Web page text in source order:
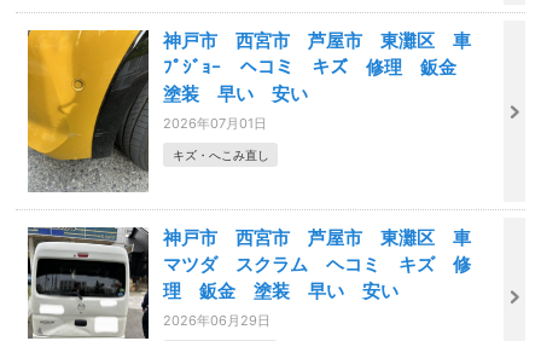
神戸市 西宮市 芦屋市 東灘区 車
ﾌﾟｼﾞｮｰ ヘコミ キズ 修理 鈑金
塗装 早い 安い
2026年07月01日
キズ・へこみ直し
神戸市 西宮市 芦屋市 東灘区 車
マツダ スクラム ヘコミ キズ 修
理 鈑金 塗装 早い 安い
2026年06月29日